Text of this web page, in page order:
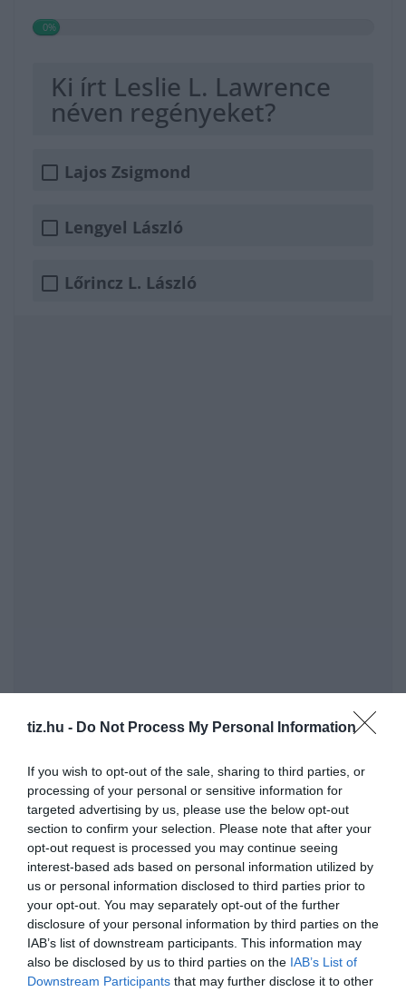
tiz.hu - Do Not Process My Personal Information
If you wish to opt-out of the sale, sharing to third parties, or
processing of your personal or sensitive information for
targeted advertising by us, please use the below opt-out
section to confirm your selection. Please note that after your
opt-out request is processed you may continue seeing
interest-based ads based on personal information utilized by
us or personal information disclosed to third parties prior to
your opt-out. You may separately opt-out of the further
disclosure of your personal information by third parties on the
IAB’s list of downstream participants. This information may
also be disclosed by us to third parties on the IAB’s List of
Downstream Participants that may further disclose it to other
0%
Ki írt Leslie L. Lawrence
néven regényeket?
Lajos Zsigmond
Lengyel László
Lőrincz L. László
Kvíz: Elmebajnokság. Újabb quiz, újabb fejtörő
Nyolc kvízkérdés: Ezt az érdekes kvízt neked
csináltuk
Kvíz-mix: Megbirkózol ezekkel a kérdésekkel?